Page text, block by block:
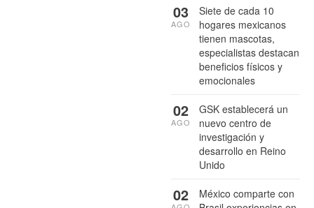
Siete de cada 10
hogares mexicanos
tienen mascotas,
especialistas destacan
beneficios físicos y
emocionales
03
AGO
GSK establecerá un
nuevo centro de
investigación y
desarrollo en Reino
Unido
02
AGO
México comparte con
02